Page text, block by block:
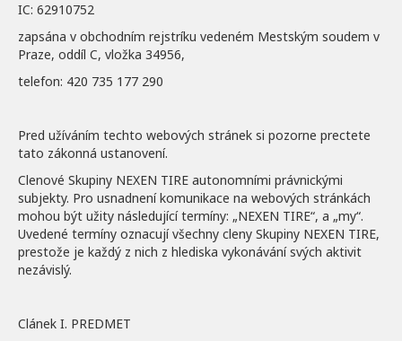
IC: 62910752
zapsána v obchodním rejstríku vedeném Mestským soudem v
Praze, oddíl C, vložka 34956,
telefon: 420 735 177 290
Pred užíváním techto webových stránek si pozorne prectete
tato zákonná ustanovení.
Clenové Skupiny NEXEN TIRE autonomními právnickými
subjekty. Pro usnadnení komunikace na webových stránkách
mohou být užity následující termíny: „NEXEN TIRE“, a „my“.
Uvedené termíny oznacují všechny cleny Skupiny NEXEN TIRE,
prestože je každý z nich z hlediska vykonávání svých aktivit
nezávislý.
Clánek I. PREDMET